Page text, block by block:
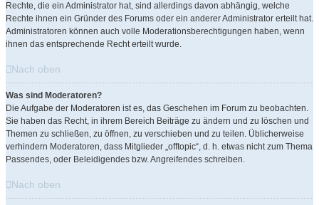
Rechte, die ein Administrator hat, sind allerdings davon abhängig, welche
Rechte ihnen ein Gründer des Forums oder ein anderer Administrator erteilt hat.
Administratoren können auch volle Moderationsberechtigungen haben, wenn
ihnen das entsprechende Recht erteilt wurde.
Nach oben
Was sind Moderatoren?
Die Aufgabe der Moderatoren ist es, das Geschehen im Forum zu beobachten.
Sie haben das Recht, in ihrem Bereich Beiträge zu ändern und zu löschen und
Themen zu schließen, zu öffnen, zu verschieben und zu teilen. Üblicherweise
verhindern Moderatoren, dass Mitglieder „offtopic“, d. h. etwas nicht zum Thema
Passendes, oder Beleidigendes bzw. Angreifendes schreiben.
Nach oben